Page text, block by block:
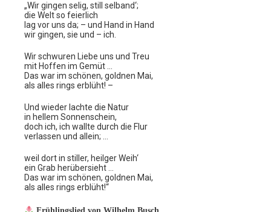
„Wir gingen selig, still selband‘;
die Welt so feierlich
lag vor uns da; – und Hand in Hand
wir gingen, sie und – ich.
Wir schwuren Liebe uns und Treu
mit Hoffen im Gemüt …
Das war im schönen, goldnen Mai,
als alles rings erblüht! –
Und wieder lachte die Natur
in hellem Sonnenschein,
doch ich, ich wallte durch die Flur
verlassen und allein; …
weil dort in stiller, heilger Weih‘
ein Grab herübersieht …
Das war im schönen, goldnen Mai,
als alles rings erblüht!“